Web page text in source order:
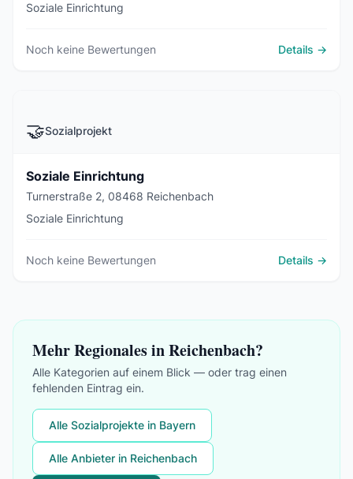
Soziale Einrichtung
Noch keine Bewertungen Details →
🤝Sozialprojekt
Soziale Einrichtung
Turnerstraße 2, 08468 Reichenbach
Soziale Einrichtung
Noch keine Bewertungen Details →
Mehr Regionales in Reichenbach?
Alle Kategorien auf einem Blick — oder trag einen
fehlenden Eintrag ein.
Alle Sozialprojekte in Bayern
Alle Anbieter in Reichenbach